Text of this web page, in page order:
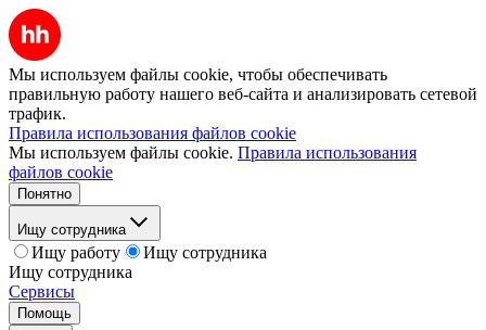
Мы используем файлы cookie, чтобы обеспечивать
правильную работу нашего веб-сайта и анализировать сетевой
трафик.
Правила использования файлов cookie
Мы используем файлы cookie. Правила использования
файлов cookie
Понятно
Ищу сотрудника
Ищу работу
Ищу сотрудника
Ищу сотрудника
Сервисы
Помощь